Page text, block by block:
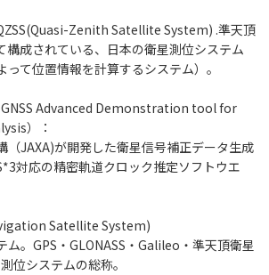
Zenith Satellite System) .準天頂
構成されている、日本の衛星測位システム
って位置情報を計算するシステム）。
GNSS Advanced Demonstration tool for
）：
（JAXA)が開発した衛星信号補正データ生成
対応の精密軌道クロック推定ソフトウエ
Satellite System)
ム。GPS・GLONASS・Galileo・準天頂衛星
位システムの総称。